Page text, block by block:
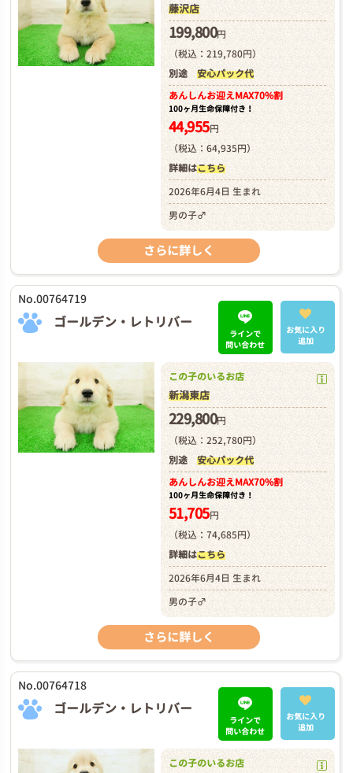
藤沢店
199,800円
（税込：219,780円）
別途 安心パック代
あんしんお迎えMAX70%割
100ヶ月生命保障付き！
44,955円
（税込：64,935円）
詳細はこちら
2026年6月4日 生まれ
男の子♂
さらに詳しく
No.00764719
ゴールデン・レトリバー
ラインで
問い合わせ
お気に入り
追加
この子のいるお店
新潟東店
229,800円
（税込：252,780円）
別途 安心パック代
あんしんお迎えMAX70%割
100ヶ月生命保障付き！
51,705円
（税込：74,685円）
詳細はこちら
2026年6月4日 生まれ
男の子♂
さらに詳しく
No.00764718
ゴールデン・レトリバー
ラインで
問い合わせ
お気に入り
追加
この子のいるお店